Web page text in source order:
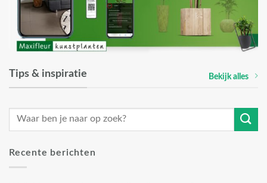
Tips & inspiratie Bekijk alles
Recente berichten